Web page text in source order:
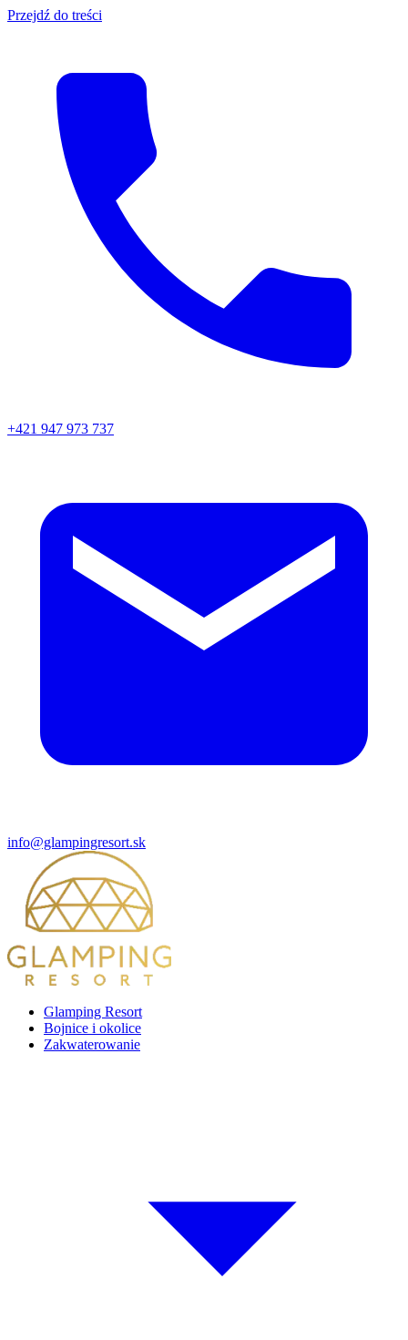
Przejdź do treści
+421 947 973 737
info@glampingresort.sk
Glamping Resort
Bojnice i okolice
Zakwaterowanie